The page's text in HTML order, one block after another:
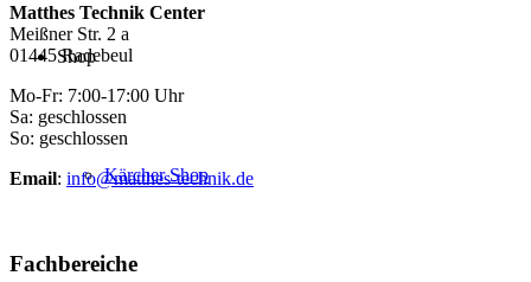
Shop
Kärcher Shop
Matthes Technik Center
Meißner Str. 2 a
01445 Radebeul
Mo-Fr: 7:00-17:00 Uhr
Sa: geschlossen
So: geschlossen
Email: info@matthes-technik.de
Fachbereiche